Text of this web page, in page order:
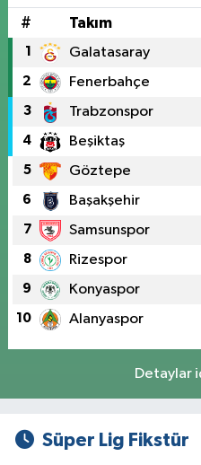
# Takım
1 Galatasaray
2 Fenerbahçe
3 Trabzonspor
4 Beşiktaş
5 Göztepe
6 Başakşehir
7 Samsunspor
8 Rizespor
9 Konyaspor
10 Alanyaspor
Detaylar
Süper Lig Fikstür